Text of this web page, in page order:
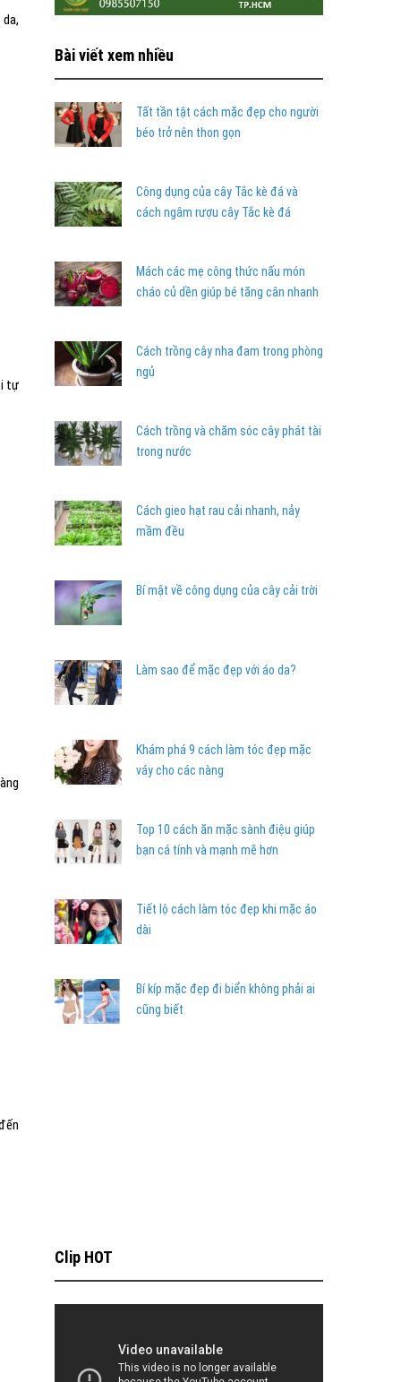
tự
Bài viết xem nhiều
Tất tần tật cách mặc đẹp cho người
béo trở nên thon gọn
Công dụng của cây Tắc kè đá và
cách ngâm rượu cây Tắc kè đá
Mách các mẹ công thức nấu món
cháo củ dền giúp bé tăng cân nhanh
Cách trồng cây nha đam trong phòng
ngủ
Cách trồng và chăm sóc cây phát tài
trong nước
Cách gieo hạt rau cải nhanh, nảy
mầm đều
Bí mật về công dụng của cây cải trời
Làm sao để mặc đẹp với áo da?
Khám phá 9 cách làm tóc đẹp mặc
váy cho các nàng
Top 10 cách ăn mặc sành điệu giúp
bạn cá tính và mạnh mẽ hơn
Tiết lộ cách làm tóc đẹp khi mặc áo
dài
Bí kíp mặc đẹp đi biển không phải ai
cũng biết
Clip HOT